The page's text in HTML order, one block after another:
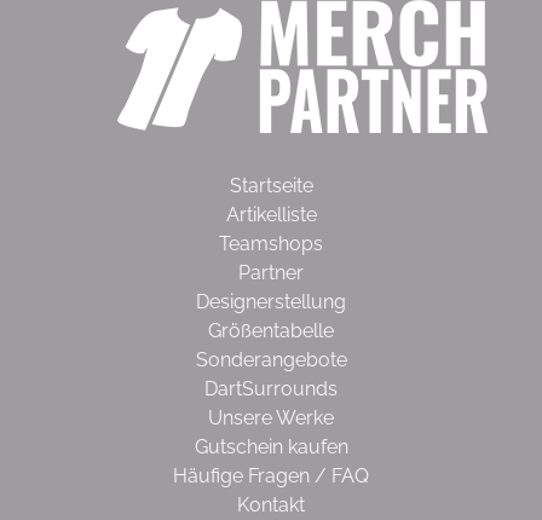
Startseite
Artikelliste
Teamshops
Partner
Designerstellung
Größentabelle
Sonderangebote
DartSurrounds
Unsere Werke
Gutschein kaufen
Häufige Fragen / FAQ
Kontakt